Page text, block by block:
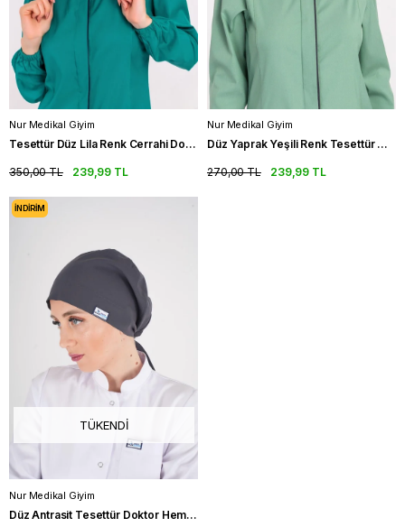
Nur Medikal Giyim
Tesettür Düz Lila Renk Cerrahi Doktor Hemşire Aşçı Hastane Saç Bonesi
239,99 TL
350,00 TL
Nur Medikal Giyim
Düz Yaprak Yeşili Renk Tesettür Hemşire Bonesi Doktor Cerrahi Bone
239,99 TL
270,00 TL
TÜKENDI
Nur Medikal Giyim
Düz Antrasit Tesettür Doktor Hemşire Hastane Aşçı Mutfak Cerrahi Bone
İNDIRIM